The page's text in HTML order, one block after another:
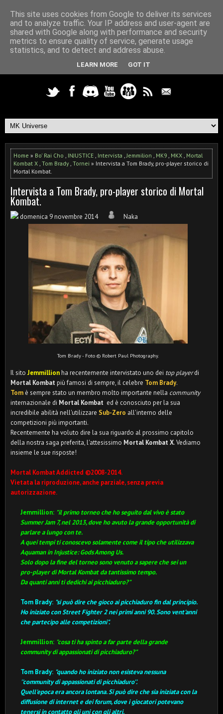
Home » Bo' Rai Cho , INJUSTICE , Intervista ,Jemmilion , MK9 , MKX , Mortal
Kombat X , Tom Brady, Tornei » Intervista a Tom Brady, pro-player storico di
Mortal Kombat.
Intervista a Tom Brady, pro-player storico di Mortal
Kombat.
domenica 9 novembre 2014 Naka
Tom Brady - Foto © Robert Paul Photography.
Il sito Jemmillionha recentemente intervistato uno dei top playerdi
Mortal Kombat più famosi di sempre, il celebre Tom Brady.
Tom è sempre stato un membro molto importante nella community
internazionale di Mortal Kombat ed è conosciuto per la sua
incredibile abilità nell'utilizzare Sub-Zero all'interno delle
competizioni più importanti.
Recentemente ha voluto dire la sua riguardo al prossimo capitolo
della nostra saga preferita, l'attesissimo Mortal Kombat X. Vediamo
insieme le sue risposte!
Mortal Kombat Addicted ©2008-2014.
Vietata la riproduzione, anche parziale, senza previa
autorizzazione.
Jemmillion: "il primo torneo che ho seguito dal vivo è stato
Summer Jam 7, nel 2013, dove ho avuto la grande opportunità di
parlare a lungo con te.
A quei tempi ti conoscevo solamente come il tipo che utilizzava
Aquaman in Injustice: Gods Among Us.
Solo dopo la fine del torneo sono venuto a sapere che sei un
pro-player di Mortal Kombat da tantissimo tempo.
Da quanti anni ti dedichi ai picchiaduro?"
Tom Brady: "si può dire che gioco ai picchiaduro fin dal principio.
Ho iniziato con Street Fighter 2 nei primi anni 90. Sono vent'anni
che partecipo alle competizioni".
Jemmillion: "cosa ti ha spinto a far parte della grande
community di appassionati di picchiaduro?"
Tom Brady: "quando ho iniziato non esisteva nessuna
''community di appassionati di picchiaduro''.
Quell'epoca era ancora lontana. Si può dire che sia iniziata con la
diffusione di internet e dei forum, dove i giocatori potevano
tenersi in contatto gli uni con gli altri.
This site uses cookies from Google to deliver its services
and to analyze traffic. Your IP address and user-agent are
shared with Google along with performance and security
metrics to ensure quality of service, generate usage
statistics, and to detect and address abuse.
LEARN MORE GOT IT